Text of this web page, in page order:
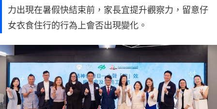
力出現在暑假快結束前，家長宜提升觀察力，留意仔
女衣食住行的行為上會否出現變化。